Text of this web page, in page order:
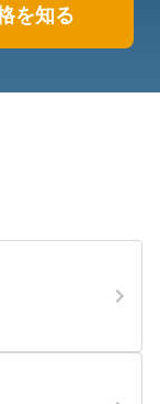
を知る